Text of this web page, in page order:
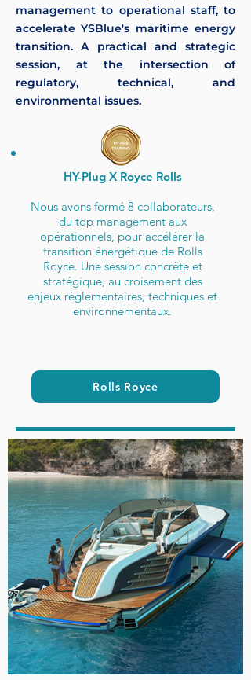
management to operational staff, to
accelerate YSBlue's maritime energy
transition. A practical and strategic
session, at the intersection of
regulatory, technical, and
environmental issues.
HY-Plug X Royce Rolls
Nous avons formé 8 collaborateurs,
du top management aux
opérationnels, pour accélérer la
transition énergétique de Rolls
Royce. Une session concrète et
stratégique, au croisement des
enjeux réglementaires, techniques et
environnementaux.
Rolls Royce